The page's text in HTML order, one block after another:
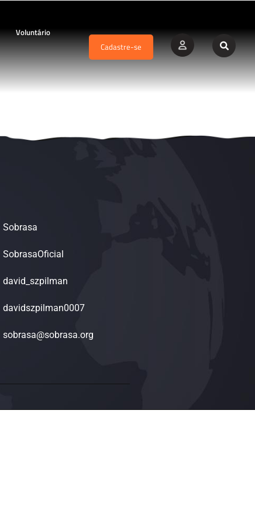
Voluntário
Cadastre-se
Sobrasa
SobrasaOficial
david_szpilman
davidszpilman0007
sobrasa@sobrasa.org